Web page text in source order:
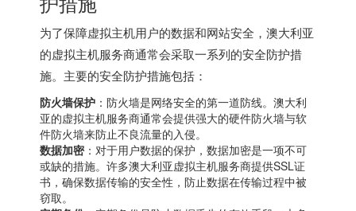
为了保障虚拟主机用户的数据和网站安全，澳大利亚
的虚拟主机服务商通常会采取一系列的安全防护措
施。主要的安全防护措施包括：
防火墙保护 ：防火墙是网络安全的第一道防线。澳大利
亚的虚拟主机服务商通常会提供强大的硬件防火墙与软
件防火墙来防止不良流量的入侵。
数据加密：对于用户数据的保护，数据加密是一项不可
或缺的措施。许多澳大利亚虚拟主机服务商提供SSL证
书，确保数据传输的安全性，防止数据在传输过程中被
窃取。